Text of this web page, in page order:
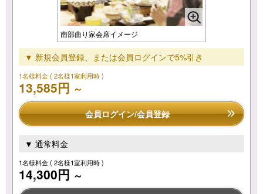
南部曲り家会席イメージ
▼ 新規会員登録、または会員ログインで5%引き
1名様料金( 2名様1室利用時 )
13,585円 ～
会員ログイン/会員登録
▼ 通常料金
1名様料金( 2名様1室利用時 )
14,300円 ～